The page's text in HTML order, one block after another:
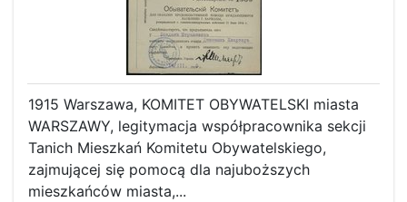
1915 Warszawa, KOMITET OBYWATELSKI miasta
WARSZAWY, legitymacja współpracownika sekcji
Tanich Mieszkań Komitetu Obywatelskiego,
zajmującej się pomocą dla najuboższych
mieszkańców miasta,...